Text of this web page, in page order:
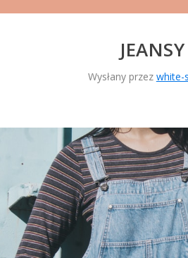
Wysłany przez white-